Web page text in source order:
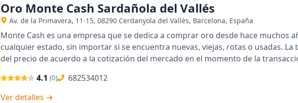
Oro Monte Cash Sardañola del Vallés
Av. de la Primavera, 11-15, 08290 Cerdanyola del Vallès, Barcelona, España
Monte Cash es una empresa que se dedica a comprar oro desde hace muchos
cualquier estado, sin importar si se encuentra nuevas, viejas, rotas o usadas.
del precio de acuerdo a la cotización del mercado en el momento de la
4.1 (0)
682534012
Ver detalles →